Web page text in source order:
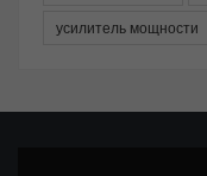
усилитель мощности